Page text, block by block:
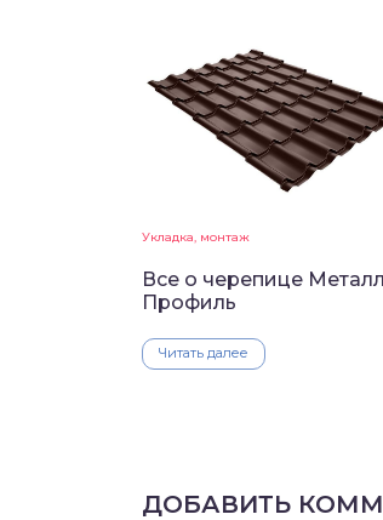
Укладка, монтаж
Все о черепице Металл
Профиль
Читать далее
ДОБАВИТЬ